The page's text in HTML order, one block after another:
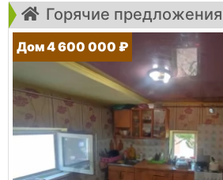
Горячие предложения
Дом 4 600 000 ₽